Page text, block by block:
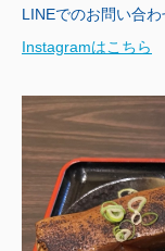
LINEでのお問い合
Instagramはこちら